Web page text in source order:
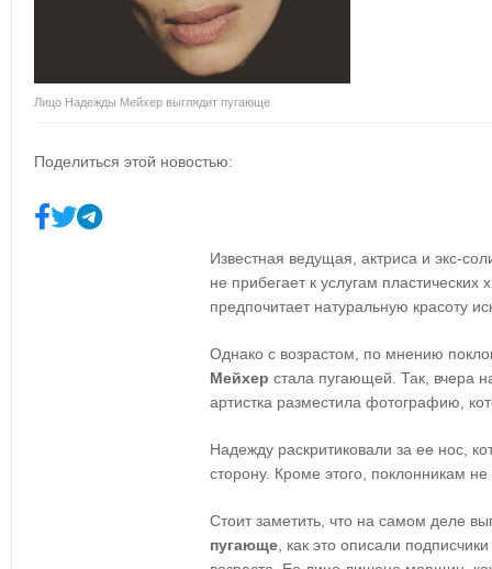
Лицо Надежды Мейхер выглядит пугающе
Поделиться этой новостью:
Известная ведущая, актриса и экс-
не прибегает к услугам пластических
предпочитает натуральную красоту
Однако с возрастом, по мнению
Мейхер стала пугающей. Так, вчера
артистка разместила фотографию,
Надежду раскритиковали за ее нос,
сторону. Кроме этого, поклонникам
Стоит заметить, что на самом деле
пугающе , как это описали